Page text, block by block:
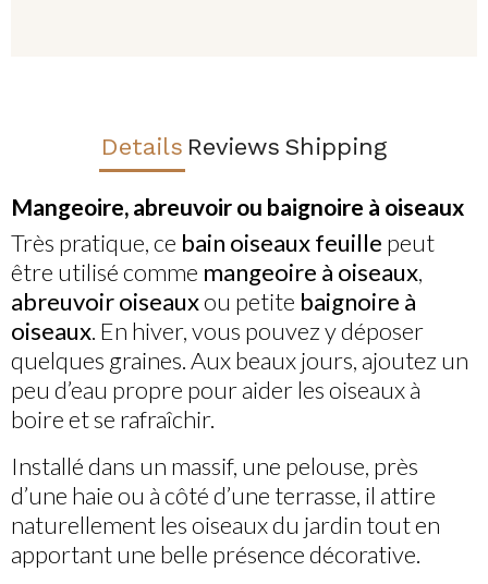
Details Reviews Shipping
Mangeoire, abreuvoir ou baignoire à oiseaux
Très pratique, ce bain oiseaux feuille peut
être utilisé comme mangeoire à oiseaux,
abreuvoir oiseauxou petite baignoire à
oiseaux. En hiver, vous pouvez y déposer
quelques graines. Aux beaux jours, ajoutez un
peu d’eau propre pour aider les oiseaux à
boire et se rafraîchir.
Installé dans un massif, une pelouse, près
d’une haie ou à côté d’une terrasse, il attire
naturellement les oiseaux du jardin tout en
apportant une belle présence décorative.